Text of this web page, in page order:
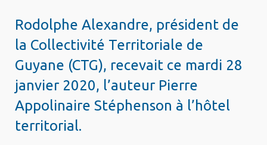
Rodolphe Alexandre, président de
la Collectivité Territoriale de
Guyane (CTG), recevait ce mardi 28
janvier 2020, l’auteur Pierre
Appolinaire Stéphenson à l’hôtel
territorial.